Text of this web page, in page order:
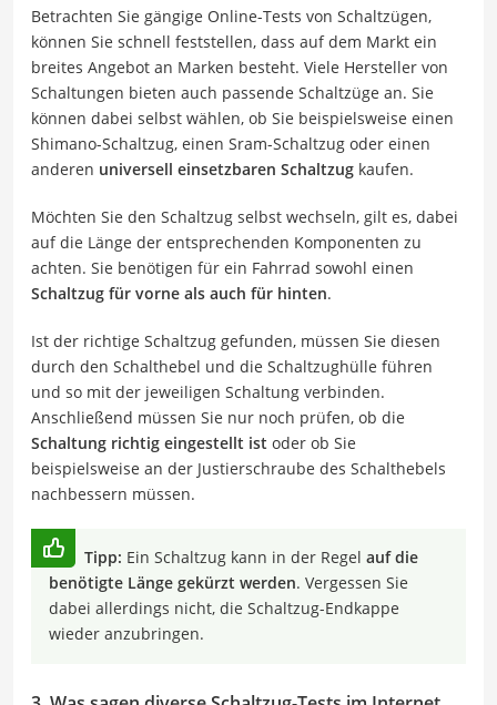
Betrachten Sie gängige Online-Tests von Schaltzügen,
können Sie schnell feststellen, dass auf dem Markt ein
breites Angebot an Marken besteht. Viele Hersteller von
Schaltungen bieten auch passende Schaltzüge an. Sie
können dabei selbst wählen, ob Sie beispielsweise einen
Shimano-Schaltzug, einen Sram-Schaltzug oder einen
anderen universell einsetzbaren Schaltzug kaufen.
Möchten Sie den Schaltzug selbst wechseln, gilt es, dabei
auf die Länge der entsprechenden Komponenten zu
achten. Sie benötigen für ein Fahrrad sowohl einen
Schaltzug für vorne als auch für hinten.
Ist der richtige Schaltzug gefunden, müssen Sie diesen
durch den Schalthebel und die Schaltzughülle führen
und so mit der jeweiligen Schaltung verbinden.
Anschließend müssen Sie nur noch prüfen, ob die
Schaltung richtig eingestellt ist oder ob Sie
beispielsweise an der Justierschraube des Schalthebels
nachbessern müssen.
Tipp: Ein Schaltzug kann in der Regel auf die
benötigte Länge gekürzt werden. Vergessen Sie
dabei allerdings nicht, die Schaltzug-Endkappe
wieder anzubringen.